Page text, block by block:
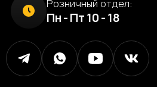
Розничный отдел:
Пн - Пт 10 - 18